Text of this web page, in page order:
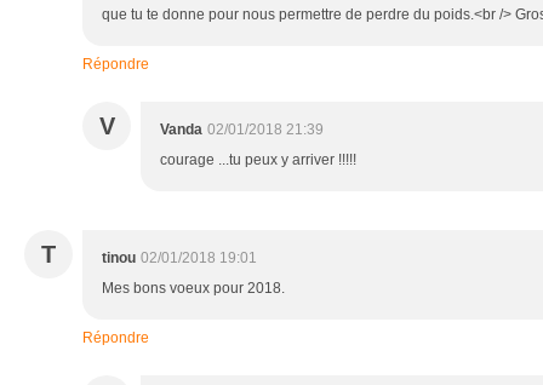
que tu te donne pour nous permettre de perdre du poids.<br />
Répondre
V Vanda 02/01/2018 21:39
courage ...tu peux y arriver !!!!!
T tinou 02/01/2018 19:01
Mes bons voeux pour 2018.
Répondre